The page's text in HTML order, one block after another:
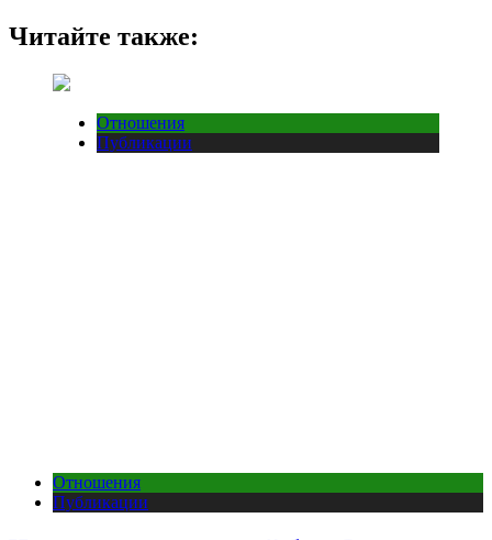
Читайте также:
Отношения
Публикации
Отношения
Публикации